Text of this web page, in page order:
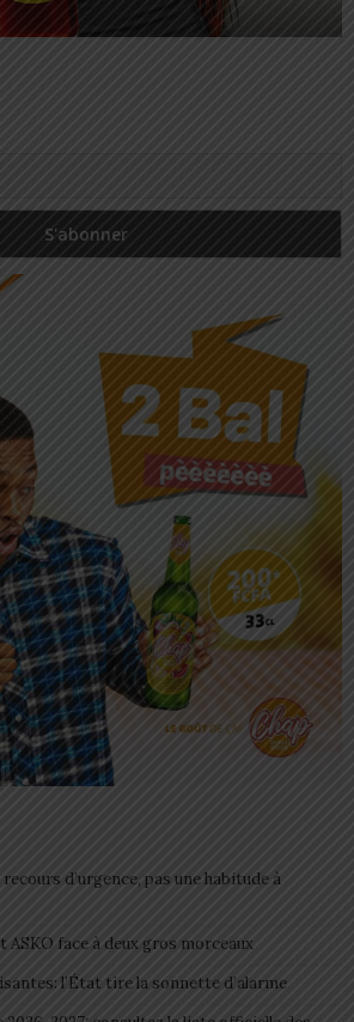
d’urgence, pas une habitude à
ASKO face à deux gros morceaux
l’État tire la sonnette d’alarme